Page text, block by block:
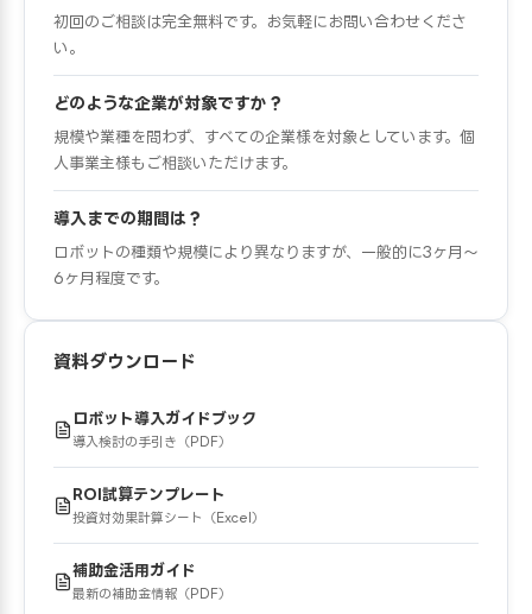
初回のご相談は完全無料です。お気軽にお問い合わせくださ
い。
どのような企業が対象ですか？
規模や業種を問わず、すべての企業様を対象としています。個
人事業主様もご相談いただけます。
導入までの期間は？
ロボットの種類や規模により異なりますが、一般的に3ヶ月〜
6ヶ月程度です。
資料ダウンロード
ロボット導入ガイドブック
導入検討の手引き（PDF）
ROI試算テンプレート
投資対効果計算シート（Excel）
補助金活用ガイド
最新の補助金情報（PDF）